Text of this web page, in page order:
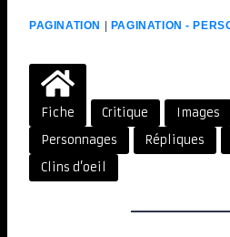
PAGINATION | PAGINATION -
Fiche Critique Images
Personnages
Répliques
Clins d’oeil